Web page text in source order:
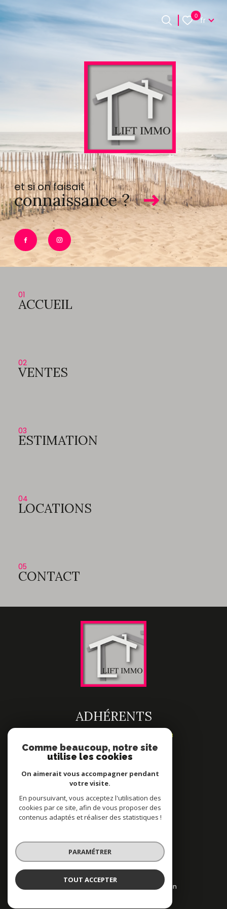
0 Langue
fr
Accueil
Langue
fr
et si on faisait
connaissance ?
01
ACCUEIL
02
VENTES
03
ESTIMATION
04
LOCATIONS
05
CONTACT
ADHÉRENTS
Traduction powered by Google
Nos honoraires
Plan du site
Admin
Comme beaucoup, notre site
utilise les cookies
On aimerait vous accompagner pendant
votre visite.
En poursuivant, vous acceptez l'utilisation des
cookies par ce site, afin de vous proposer des
contenus adaptés et réaliser des statistiques !
PARAMÉTRER
TOUT ACCEPTER